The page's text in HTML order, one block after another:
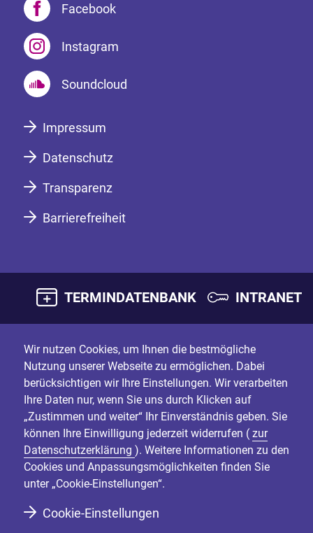
Facebook
Instagram
Soundcloud
Impressum
Datenschutz
Transparenz
Barrierefreiheit
TERMINDATENBANK INTRANET
Wir nutzen Cookies, um Ihnen die bestmögliche
Nutzung unserer Webseite zu ermöglichen. Dabei
berücksichtigen wir Ihre Einstellungen. Wir verarbeiten
Ihre Daten nur, wenn Sie uns durch Klicken auf
„Zustimmen und weiter“ Ihr Einverständnis geben. Sie
können Ihre Einwilligung jederzeit widerrufen ( zur
Datenschutzerklärung ). Weitere Informationen zu den
Cookies und Anpassungsmöglichkeiten finden Sie
unter „Cookie-Einstellungen“.
Cookie-Einstellungen